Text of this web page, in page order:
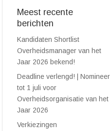
Meest recente
berichten
Kandidaten Shortlist
Overheidsmanager van het
Jaar 2026 bekend!
Deadline verlengd! | Nomineer
tot 1 juli voor
Overheidsorganisatie van het
Jaar 2026
Verkiezingen